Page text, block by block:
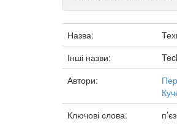
Назва:
Інші назви:
Автори:
Ключові слова: